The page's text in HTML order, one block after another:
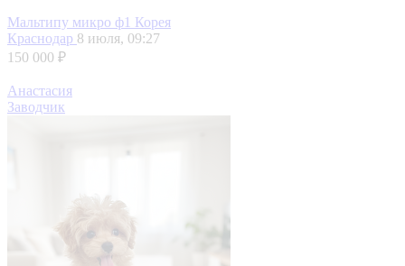
Мальтипу микро ф1 Корея
Краснодар 8 июля, 09:27
150 000 ₽
Анастасия
Заводчик